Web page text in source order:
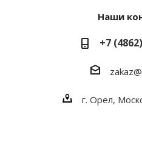
Наши
+7
г. Орел,